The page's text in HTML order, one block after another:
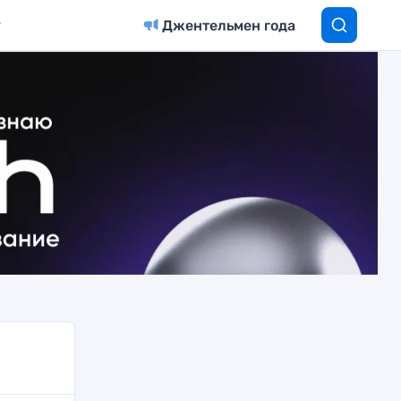
Джентельмен года